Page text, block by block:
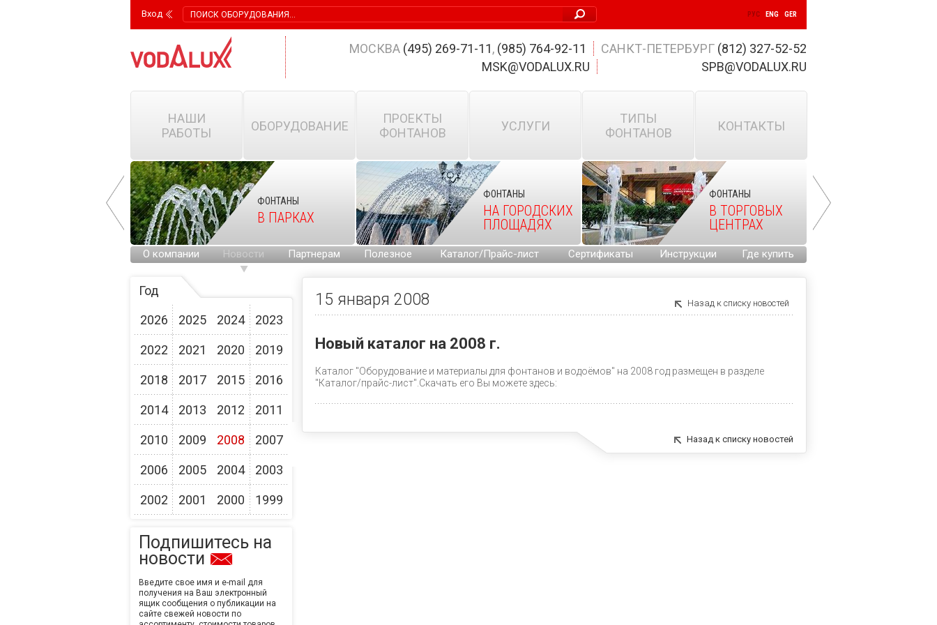
Вход РУС ENG GER
МОСКВА (495) 269-71-11, (985) 764-92-11 САНКТ-ПЕТЕРБУРГ (812) 327-52-52
MSK@VODALUX.RU
SPB@VODALUX.RU
НАШИ
РАБОТЫ
ОБОРУДОВАНИЕ
ПРОЕКТЫ
ФОНТАНОВ
УСЛУГИ
ТИПЫ
ФОНТАНОВ
КОНТАКТЫ
НА ГОРОДСКИХ
ФОНТАНЫ
В ПАРКАХ
ФОНТАНЫ
НА ГОРОДСКИХ
ПЛОЩАДЯХ
ФОНТАНЫ
В ТОРГОВЫХ
ЦЕНТРАХ
О компании Новости Партнерам Полезное Каталог/Прайс-лист Сертификаты Инструкции Где купить
Год
2026
2025 2024 2023
2022 2021 2020 2019
2018 2017 2015 2016
2014 2013 2012 2011
2010 2009 2008 2007
2006 2005 2004 2003
2002 2001 2000 1999
Подпишитесь на
новости
Введите свое имя и e-mail для
получения на Ваш электронный
ящик сообщения о публикации на
сайте свежей новости по
15 января 2008 Назад к списку новостей
Новый каталог на 2008 г.
Каталог "Оборудование и материалы для фонтанов и водоёмов" на 2008 год размещен в разделе
"Каталог/прайс-лист".Скачать его Вы можете здесь:
Назад к списку новостей